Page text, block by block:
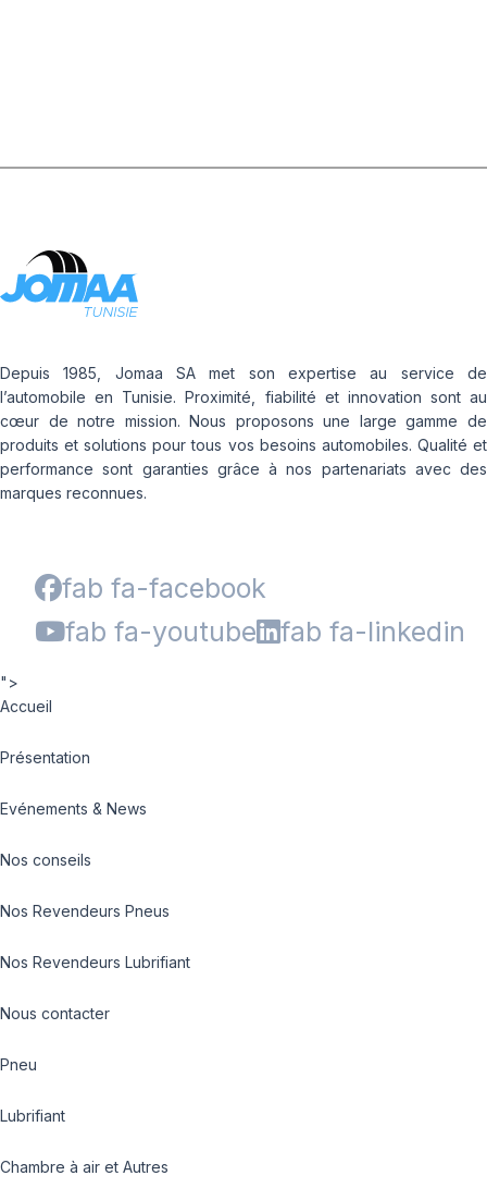
10W-40 1L
Depuis 1985, Jomaa SA met son expertise au service de
l’automobile en Tunisie. Proximité, fiabilité et innovation sont au
cœur de notre mission. Nous proposons une large gamme de
produits et solutions pour tous vos besoins automobiles. Qualité et
performance sont garanties grâce à nos partenariats avec des
marques reconnues.
fab fa-facebook
fab fa-youtube
fab fa-linkedin
">
Accueil
Présentation
Evénements & News
Nos conseils
Nos Revendeurs Pneus
Nos Revendeurs Lubrifiant
Nous contacter
Pneu
Lubrifiant
Chambre à air et Autres